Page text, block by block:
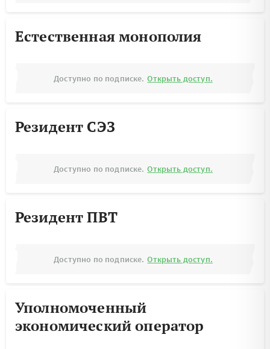
Естественная монополия
Доступно по подписке. Открыть доступ.
Резидент СЭЗ
Доступно по подписке. Открыть доступ.
Резидент ПВТ
Доступно по подписке. Открыть доступ.
Уполномоченный
экономический оператор